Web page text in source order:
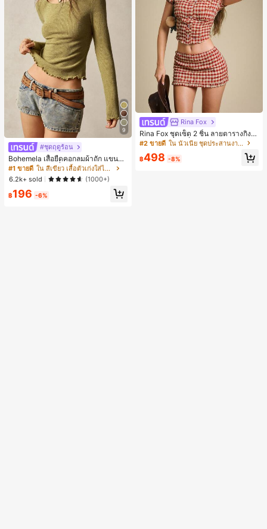
9
#ชุดฤดูร้อน
Bohemela เสื้อยืดคอกลมผ้าถัก แขนยา
ว สีเรียบ ใช้งานทั่วไป สำหรับผู้หญิง
#1 ขายดี
ใน สีเขียว เสื้อตัวเก่งใส่ได้ทุกวัน
6.2k+ sold
(1000+)
฿196 -6%
Rina Fox
Rina Fox ชุดเซ็ต 2 ชิ้น ลายตารางกิงแ
ฮมสีแดงสไตล์ฝรั่งเศสพิมพ์ลายดอกไม้ เ
สื้อครอปและกระโปรงมินิระบายเข้าชุด
#2 ขายดี ใน นัวเนีย ชุดประสานงานสตรี
฿498 -8%